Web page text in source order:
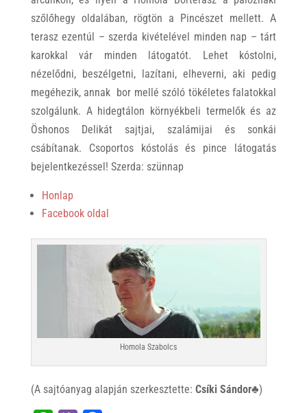
szőlőhegy oldalában, rögtön a Pincészet mellett. A
terasz ezentúl – szerda kivételével minden nap – tárt
karokkal vár minden látogatót. Lehet kóstolni,
nézelődni, beszélgetni, lazítani, elheverni, aki pedig
megéhezik, annak bor mellé szóló tökéletes falatokkal
szolgálunk. A hidegtálon környékbeli termelők és az
Öshonos Delikát sajtjai, szalámijai és sonkái
csábítanak. Csoportos kóstolás és pince látogatás
bejelentkezéssel! Szerda: szünnap
Honlap
Facebook oldal
Homola Szabolcs
(A sajtóanyag alapján szerkesztette: Csíki Sándor♣)